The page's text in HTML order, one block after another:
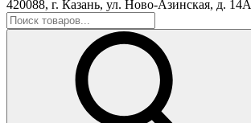
420088, г. Казань, ул. Ново-Азинская, д. 14А